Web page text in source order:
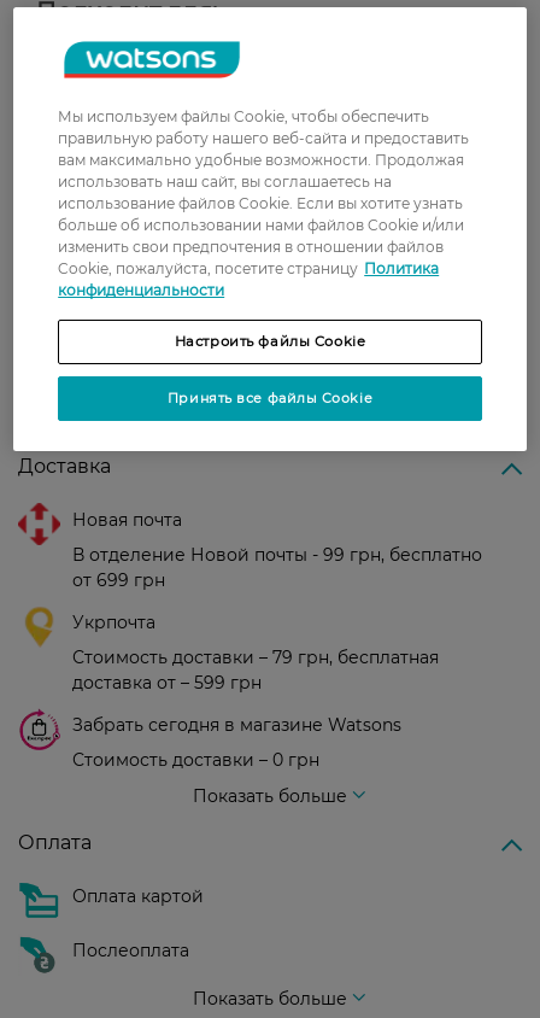
Подходит для:
Ежедневного ухода за возрастной кожей
лица.
Для всех типов кожи, особенно для кожи с
признаками старения.
Страна-производитель:Франция
Рейтинг и отзывы
0 0 відгуків
Доставка
Новая почта
В отделение Новой почты - 99 грн, бесплатно
от 699 грн
Укрпочта
Стоимость доставки – 79 грн, бесплатная
доставка от – 599 грн
Забрать сегодня в магазине Watsons
Стоимость доставки – 0 грн
Показать больше
Оплата
Оплата картой
Послеоплата
Показать больше
Мы используем файлы Cookie, чтобы обеспечить
правильную работу нашего веб-сайта и предоставить
вам максимально удобные возможности. Продолжая
использовать наш сайт, вы соглашаетесь на
использование файлов Cookie. Если вы хотите узнать
больше об использовании нами файлов Cookie и/или
изменить свои предпочтения в отношении файлов
Cookie, пожалуйста, посетите страницу Политика
конфиденциальности
Настроить файлы Cookie
Принять все файлы Cookie